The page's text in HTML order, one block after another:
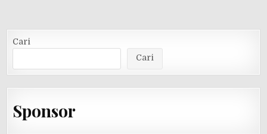
Cari
Cari
Sponsor